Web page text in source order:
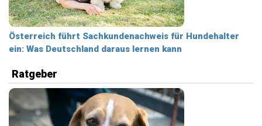
Österreich führt Sachkundenachweis für Hundehalter
ein: Was Deutschland daraus lernen kann
Ratgeber